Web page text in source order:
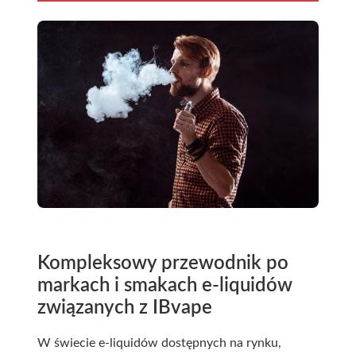
Kompleksowy przewodnik po
markach i smakach e-liquidów
związanych z IBvape
W świecie e-liquidów dostępnych na rynku,